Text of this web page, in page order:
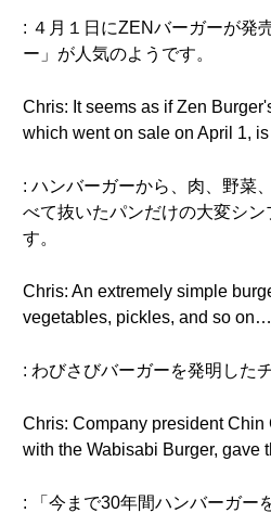
: ４月１日にZENバーガーが発
ー」が人気のようです。
Chris: It seems as if Zen
which went on sale on April 1,
: ハンバーガーから、肉、野菜
べて抜いたパンだけの大変シ
す。
Chris: An extremely simple
vegetables, pickles, and so
: わびさびバーガーを発明した
Chris: Company president Chin
with the Wabisabi Burger, gave
: 「今まで30年間ハンバーガー